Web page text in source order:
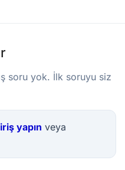
soru yok. İlk soruyu siz
yapın veya